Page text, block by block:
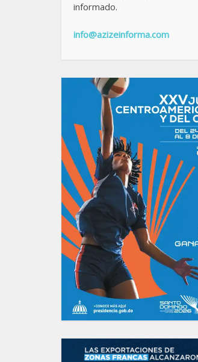
informado.
info@azizeinforma.com